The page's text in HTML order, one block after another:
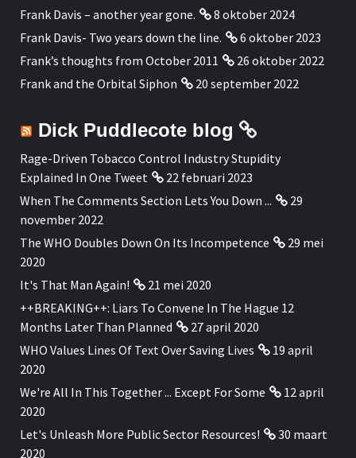
Frank Davis – another year gone.
8 oktober 2024
Frank Davis- Two years down the line.
6 oktober 2023
Frank’s thoughts from October 2011
26 oktober 2022
Frank and the Orbital Siphon
20 september 2022
Dick Puddlecote blog
Rage-Driven Tobacco Control Industry Stupidity
Explained In One Tweet
22 februari 2023
When The Comments Section Lets You Down ...
29
november 2022
The WHO Doubles Down On Its Incompetence
29 mei
2020
It's That Man Again!
21 mei 2020
++BREAKING++: Liars To Convene In The Hague 12
Months Later Than Planned
27 april 2020
WHO Values Lines Of Text Over Saving Lives
19 april
2020
We're All In This Together ... Except For Some
12 april
2020
Let's Unleash More Public Sector Resources!
30 maart
2020